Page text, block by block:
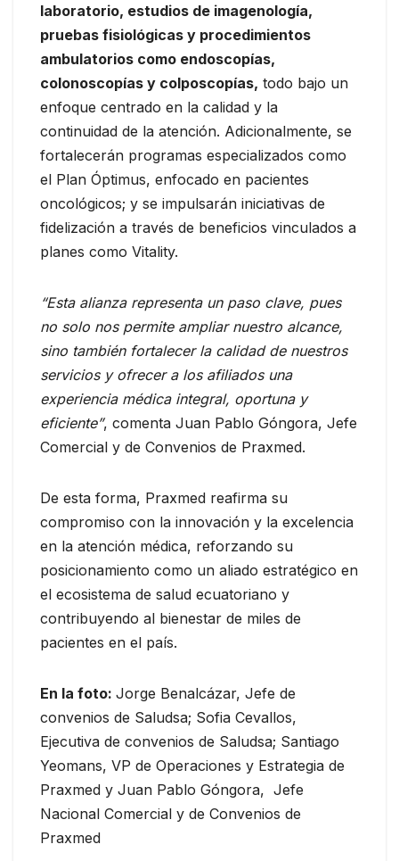
laboratorio, estudios de imagenología,
pruebas fisiológicas y procedimientos
ambulatorios como endoscopías,
colonoscopías y colposcopías, todo bajo un
enfoque centrado en la calidad y la
continuidad de la atención. Adicionalmente, se
fortalecerán programas especializados como
el Plan Óptimus, enfocado en pacientes
oncológicos; y se impulsarán iniciativas de
fidelización a través de beneficios vinculados a
planes como Vitality.
“Esta alianza representa un paso clave, pues
no solo nos permite ampliar nuestro alcance,
sino también fortalecer la calidad de nuestros
servicios y ofrecer a los afiliados una
experiencia médica integral, oportuna y
eficiente”, comenta Juan Pablo Góngora, Jefe
Comercial y de Convenios de Praxmed.
De esta forma, Praxmed reafirma su
compromiso con la innovación y la excelencia
en la atención médica, reforzando su
posicionamiento como un aliado estratégico en
el ecosistema de salud ecuatoriano y
contribuyendo al bienestar de miles de
pacientes en el país.
En la foto: Jorge Benalcázar, Jefe de
convenios de Saludsa; Sofia Cevallos,
Ejecutiva de convenios de Saludsa; Santiago
Yeomans, VP de Operaciones y Estrategia de
Praxmed y Juan Pablo Góngora, Jefe
Nacional Comercial y de Convenios de
Praxmed